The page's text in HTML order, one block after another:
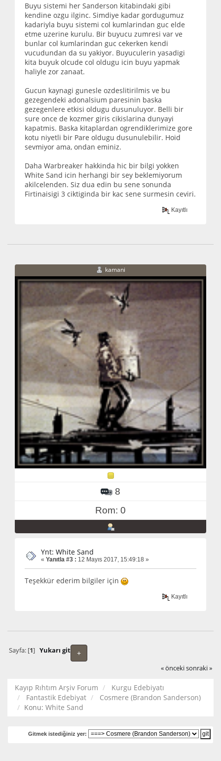
Buyu sistemi her Sanderson kitabindaki gibi
kendine ozgu ilginc. Simdiye kadar gordugumuz
kadariyla buyu sistemi col kumlarindan guc elde
etme uzerine kurulu. Bir buyucu zumresi var ve
bunlar col kumlarindan guc cekerken kendi
vucudundan da su yakiyor. Buyuculerin yasadigi
kita buyuk olcude col oldugu icin buyu yapmak
haliyle zor zanaat.
Gucun kaynagi gunesle ozdeslitirilmis ve bu
gezegendeki adonalsium paresinin baska
gezegenlere etkisi oldugu dusunuluyor. Belli bir
sure once de kozmer giris cikislarina dunyayi
kapatmis. Baska kitaplardan ogrendiklerimize gore
kotu niyetli bir Pare oldugu dusunulebilir. Hoid
sevmiyor ama, ondan eminiz.
Daha Warbreaker hakkinda hic bir bilgi yokken
White Sand icin herhangi bir sey beklemiyorum
akilcelenden. Siz dua edin bu sene sonunda
Firtinaisigi 3 ciktiginda bir kac sene surmesin ceviri.
Kayıtlı
kamani
8
Rom: 0
Ynt: White Sand
« Yanıtla #3 : 12 Mayıs 2017, 15:49:18 »
Teşekkür ederim bilgiler için
Kayıtlı
+
Sayfa: [1] Yukarı git
« önceki sonraki »
Kayıp Rıhtım Arşiv Forum
Kurgu Edebiyatı
Fantastik Edebiyat
Cosmere (Brandon Sanderson)
Konu: White Sand
Gitmek istediğiniz yer: